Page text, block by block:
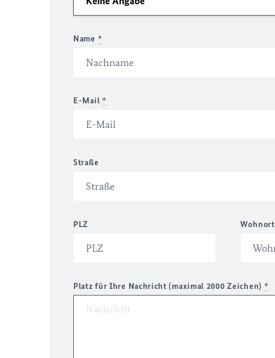
Name *
E-Mail *
Straße
PLZ Wohnort
Platz für Ihre Nachricht (maximal 2000 Zeichen) *